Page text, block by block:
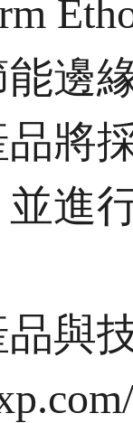
邊
將
進
與